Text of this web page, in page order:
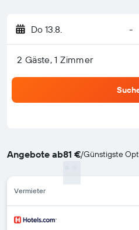
Do 13.8. -
2 Gäste, 1 Zimmer
Angebote ab81 €/Günstigste
Vermieter